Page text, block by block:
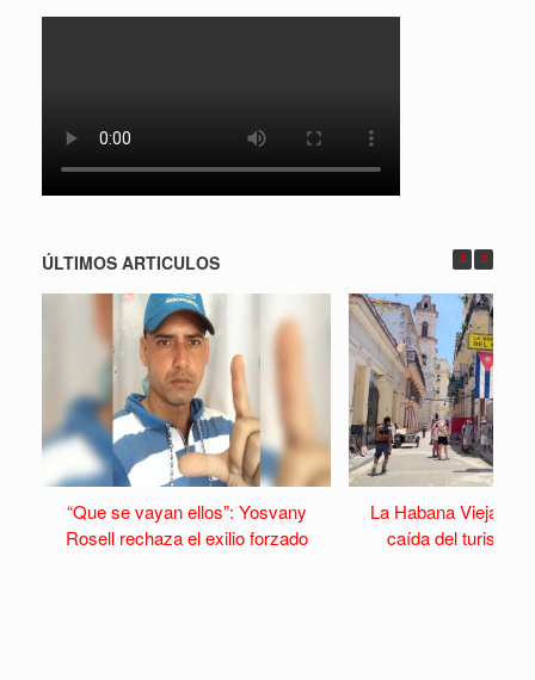
ÚLTIMOS ARTICULOS
“Que se vayan ellos”: Yosvany
Rosell rechaza el exilio forzado
La Habana Vieja se
caída del turismo